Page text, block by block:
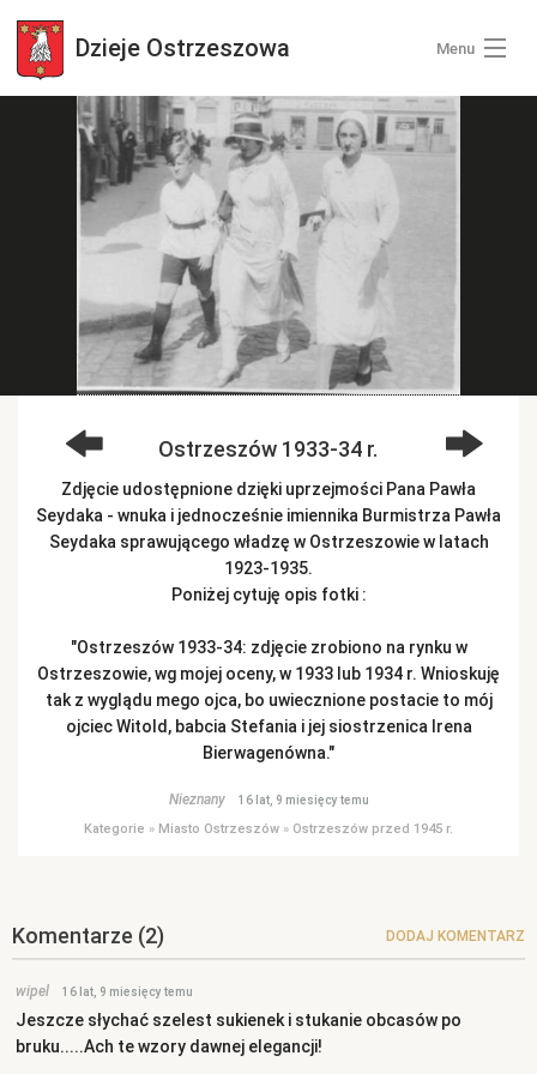
Dzieje Ostrzeszowa Menu
Wszystkie zdjęcia
Kategorie zdjęć
Zaloguj się
+ Dodaj zdjęcia
Ostrzeszów 1933-34 r.
Zdjęcie udostępnione dzięki uprzejmości Pana Pawła
Seydaka - wnuka i jednocześnie imiennika Burmistrza Pawła
Seydaka sprawującego władzę w Ostrzeszowie w latach
1923-1935.
Poniżej cytuję opis fotki :
"Ostrzeszów 1933-34: zdjęcie zrobiono na rynku w
Ostrzeszowie, wg mojej oceny, w 1933 lub 1934 r. Wnioskuję
tak z wyglądu mego ojca, bo uwiecznione postacie to mój
ojciec Witold, babcia Stefania i jej siostrzenica Irena
Bierwagenówna."
Nieznany 16 lat, 9 miesięcy temu
Kategorie » Miasto Ostrzeszów » Ostrzeszów przed 1945 r.
Komentarze (2) DODAJ KOMENTARZ
wipel 16 lat, 9 miesięcy temu
Jeszcze słychać szelest sukienek i stukanie obcasów po
bruku.....Ach te wzory dawnej elegancji!